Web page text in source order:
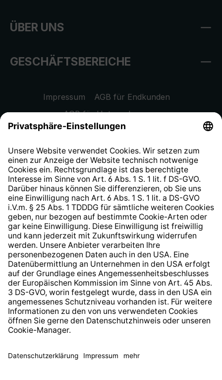
ÜBER UNS
GESCHÄFTSBEREICHE
Impressum
AGB für Endkunden
AGB für Unternehmen
Datenschutzhinweis
Widerrufsrecht
Hinweisgeberschutzsystem
Barrierefreiheit
* Alle Preise inkl. gesetzl. Mehrwertsteuer zzgl.
anders angegeben.